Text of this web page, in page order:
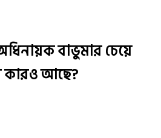
বাভুমার চেয়ে
আছে?